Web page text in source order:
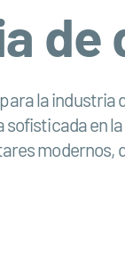
de
la industria
en
modernos,